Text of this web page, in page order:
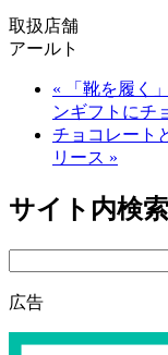
取扱店舗
アールト
« 「靴を履く
ンギフトにチ
チョコレート
リース »
サイト内検索
Search
広告